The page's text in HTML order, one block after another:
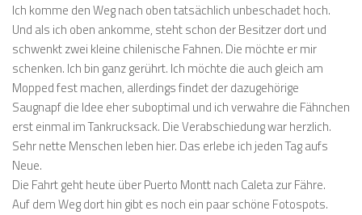
Ich komme den Weg nach oben tatsächlich unbeschadet hoch.
Und als ich oben ankomme, steht schon der Besitzer dort und
schwenkt zwei kleine chilenische Fahnen. Die möchte er mir
schenken. Ich bin ganz gerührt. Ich möchte die auch gleich am
Mopped fest machen, allerdings findet der dazugehörige
Saugnapf die Idee eher suboptimal und ich verwahre die Fähnchen
erst einmal im Tankrucksack. Die Verabschiedung war herzlich.
Sehr nette Menschen leben hier. Das erlebe ich jeden Tag aufs
Neue.
Die Fahrt geht heute über Puerto Montt nach Caleta zur Fähre.
Auf dem Weg dort hin gibt es noch ein paar schöne Fotospots.